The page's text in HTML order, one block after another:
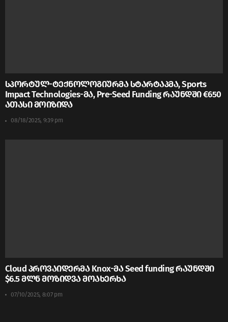
სპორტულ-ტექნოლოგიურმა სტარტაპმა, Sports
Impact Technologies-მა, Pre-Seed Funding რაუნდში €650
ათასი მოიზიდა
08/18/2025, 9:39 pm
Cloud პროვაიდერმა Knox-მა Seed funding რაუნდში
$6.5 მლნ მოზიდვა მოახერხა
07/10/2025, 8:07 pm